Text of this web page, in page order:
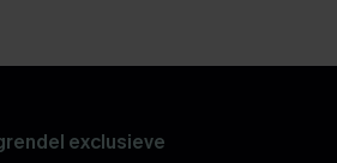
exclusieve